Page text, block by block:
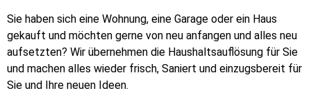
Sie haben sich eine Wohnung, eine Garage oder ein Haus
gekauft und möchten gerne von neu anfangen und alles neu
aufsetzten? Wir übernehmen die Haushaltsauflösung für Sie
und machen alles wieder frisch, Saniert und einzugsbereit für
Sie und Ihre neuen Ideen.